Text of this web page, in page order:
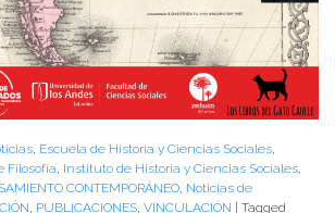
Escuela de Historia y Ciencias Sociales
Filosofía Instituto de Historia y Ciencias Sociales
CONTEMPORÁNEO Noticias de
PUBLICACIONES VINCULACIÓN | Tagged